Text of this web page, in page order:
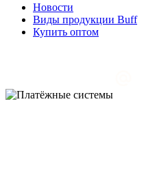
Новости
Виды продукции Buff
Купить оптом